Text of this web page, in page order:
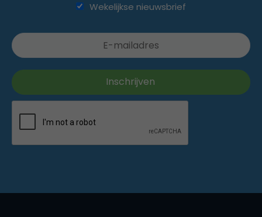
Wekelijkse nieuwsbrief